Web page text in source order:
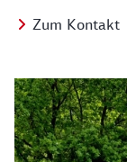
Zum Kontakt